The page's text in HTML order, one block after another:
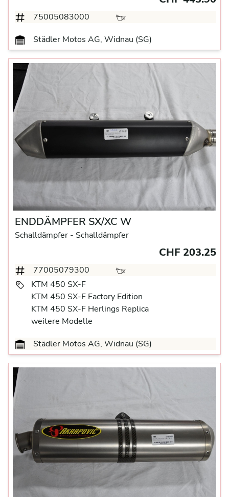
75005083000
Städler Motos AG, Widnau (SG)
ENDDÄMPFER SX/XC W
Schalldämpfer - Schalldämpfer
CHF 203.25
77005079300
KTM 450 SX-F
KTM 450 SX-F Factory Edition
KTM 450 SX-F Herlings Replica
weitere Modelle
Städler Motos AG, Widnau (SG)